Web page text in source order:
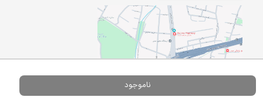
ناموجود
A Pluss
Powered By